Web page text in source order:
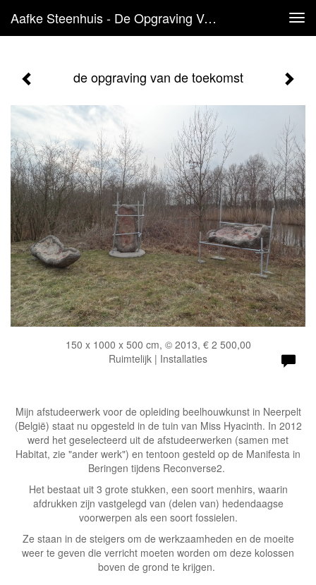
Aafke Steenhuis - De Opgraving Van De Toekomst
de opgraving van de toekomst
150 x 1000 x 500 cm, © 2013, € 2 500,00
Ruimtelijk | Installaties
Mijn afstudeerwerk voor de opleiding beelhouwkunst in Neerpelt
(België) staat nu opgesteld in de tuin van Miss Hyacinth. In 2012
werd het geselecteerd uit de afstudeerwerken (samen met
Habitat, zie "ander werk") en tentoon gesteld op de Manifesta in
Beringen tijdens Reconverse2.
Het bestaat uit 3 grote stukken, een soort menhirs, waarin
afdrukken zijn vastgelegd van (delen van) hedendaagse
voorwerpen als een soort fossielen.
Ze staan in de steigers om de werkzaamheden en de moeite
weer te geven die verricht moeten worden om deze kolossen
boven de grond te krijgen.